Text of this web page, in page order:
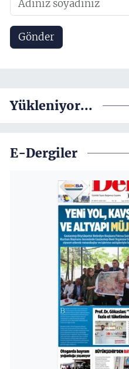
Gönder
Yükleniyor...
E-Dergiler